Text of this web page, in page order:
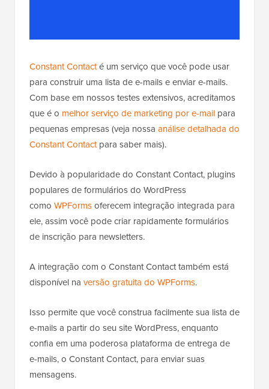
Constant Contacté um serviço que você pode usar
para construir uma lista de e-mails e enviar e-mails.
Com base em nossos testes extensivos, acreditamos
que é o melhor serviço de marketing por e-mail para
pequenas empresas (veja nossa análise detalhada do
Constant Contactpara saber mais).
Devido à popularidade do Constant Contact, plugins
populares de formulários do WordPress
como WPFormsoferecem integração integrada para
ele, assim você pode criar rapidamente formulários
de inscrição para newsletters.
A integração com o Constant Contact também está
disponível na versão gratuita do WPForms.
Isso permite que você construa facilmente sua lista de
e-mails a partir do seu site WordPress, enquanto
confia em uma poderosa plataforma de entrega de
e-mails, o Constant Contact, para enviar suas
mensagens.